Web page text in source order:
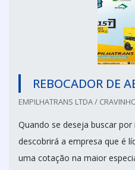
REBOCADOR DE
EMPILHATRANS LTDA /
Quando se deseja buscar
descobrirá a empresa que é
uma cotação na maior